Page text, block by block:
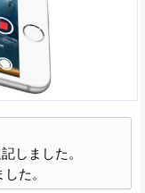
しました。
た。